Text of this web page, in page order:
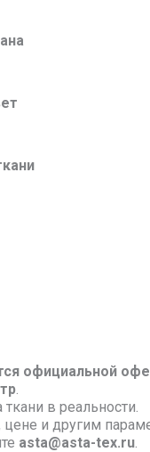
официальной
.
в реальности.
и другим
asta@asta-tex.ru.